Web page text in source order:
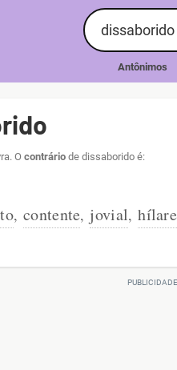
Antônimos
O contrário de dissaborido é:
, contente, jovial, hílare